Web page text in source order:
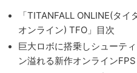
「TITANFALL ONLINE(タイ
オンライン) TFO」目次
巨大ロボに搭乗しシューテ
ン溢れる新作オンラインFPS